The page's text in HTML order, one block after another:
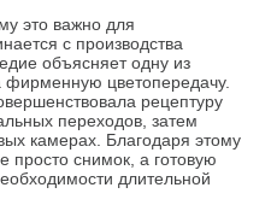
это важно для
с производства
объясняет одну из
фирменную цветопередачу.
рецептуру
переходов, затем
камерах. Благодаря этому
просто снимок, а готовую
длительной